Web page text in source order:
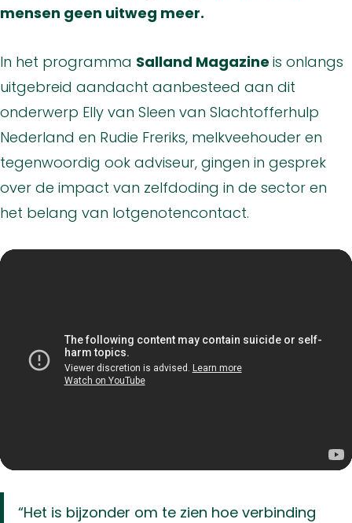
mensen geen uitweg meer.
In het programma Salland Magazine is onlangs
uitgebreid aandacht aanbesteed aan dit
onderwerp Elly van Sleen van Slachtofferhulp
Nederland en Rudie Freriks, melkveehouder en
tegenwoordig ook adviseur, gingen in gesprek
over de impact van zelfdoding in de sector en
het belang van lotgenotencontact.
“Het is bijzonder om te zien hoe verbinding